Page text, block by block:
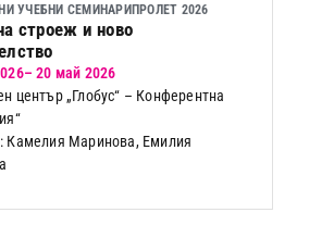
УЧЕБНИ СЕМИНАРИПРОЛЕТ 2026
строеж и ново
– 20 май 2026
център „Глобус“ – Конферентна
Камелия Маринова, Емилия